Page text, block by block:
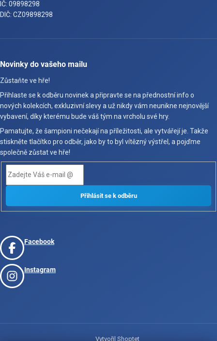
IČ: 09898298
DIČ: CZ09898298
Novinky do vašeho mailu
Zůstaňte ve hře!
Přihlaste se k odběru novinek a připravte se na přednostní info o
nových kolekcích, exkluzivní slevy a už nikdy vám neunikne nejnovější
vybavení, díky kterému bude váš tým na vrcholu své hry.
Pamatujte, že šampioni nečekají na příležitosti, ale vytvářejí je. Takže
stiskněte tlačítko pro odběr, jako by to byl vítězný výstřel, a pojďme
společně zůstat ve hře!
Facebook
Instagram
Vytvořil Shoptet